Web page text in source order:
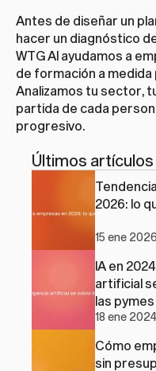
Antes de diseñar un
hacer un diagnóstico
WTG AI ayudamos a
de formación a
Analizamos tu sector,
partida de cada
progresivo.
Últimos artículos
2026: lo
15 ene 2026
IA en
artificial
las pymes
18 ene 2024
Cómo
sin